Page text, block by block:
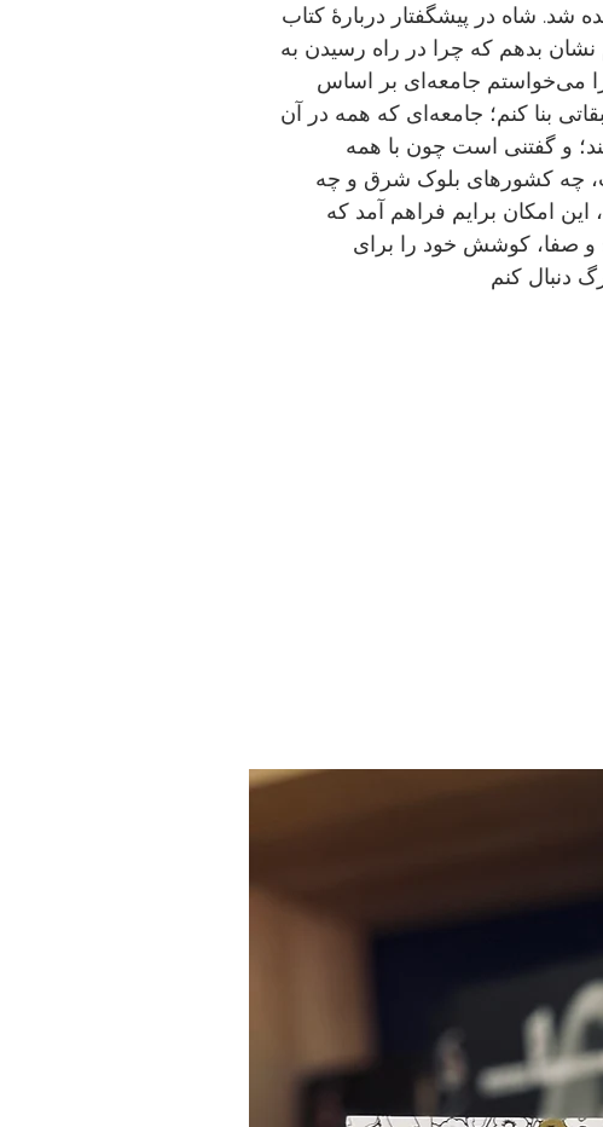
شد. شاه در پیشگفتار دربارهٔ کتاب
بدهم که چرا در راه رسیدن به
می‌خواستم جامعه‌ای بر اساس
بنا کنم؛ جامعه‌ای که همه در آن
و گفتنی است چون با همه
چه کشورهای بلوک شرق و چه
امکان برایم فراهم آمد که
دنبال کنم